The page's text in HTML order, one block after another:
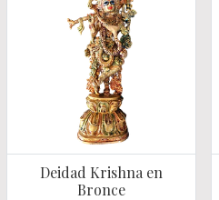
Deidad Krishna en
Bronce